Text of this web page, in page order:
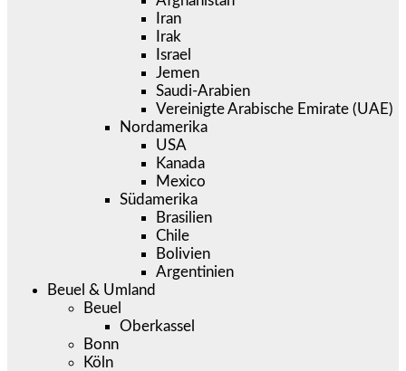
Iran
Irak
Israel
Jemen
Saudi-Arabien
Vereinigte Arabische Emirate (UAE)
Nordamerika
USA
Kanada
Mexico
Südamerika
Brasilien
Chile
Bolivien
Argentinien
Beuel & Umland
Beuel
Oberkassel
Bonn
Köln